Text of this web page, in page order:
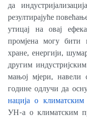
да
резултирајуће
утицај на овај
промјена могу бити
хране, енергији,
другим
мањој мјери, навели
године одлучи да
нација о климатским
УН-а о климатским